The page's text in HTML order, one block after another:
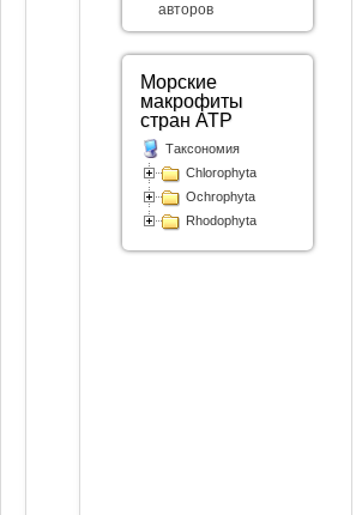
авторов
Морские
макрофиты
стран АТР
Таксономия
Chlorophyta
Ochrophyta
Rhodophyta